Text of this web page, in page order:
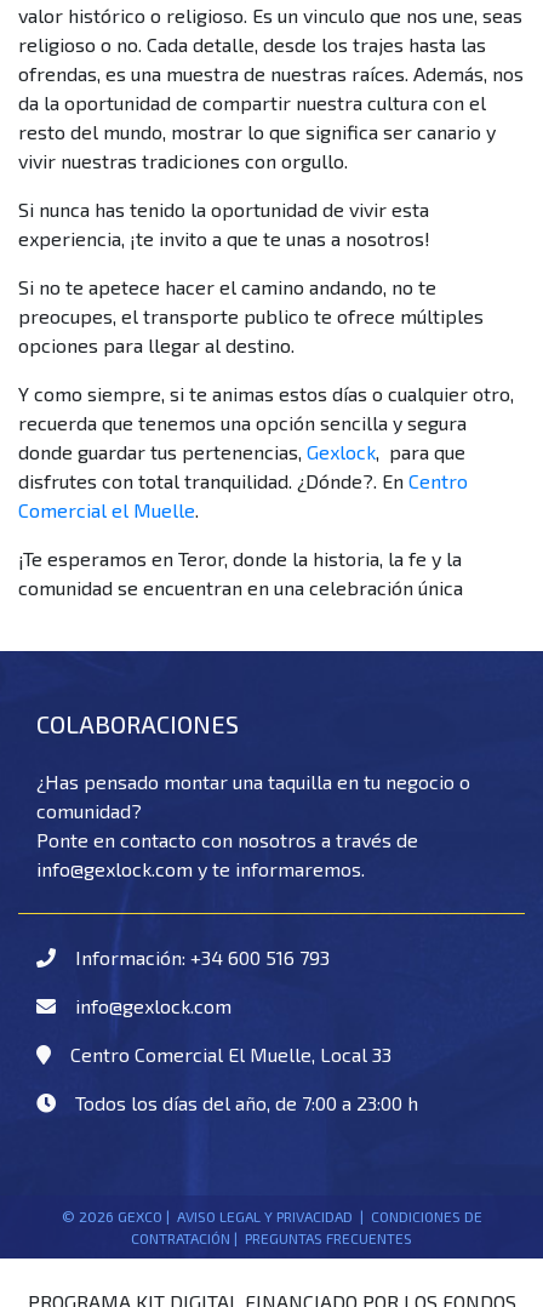
valor histórico o religioso. Es un vinculo que nos une, seas
religioso o no. Cada detalle, desde los trajes hasta las
ofrendas, es una muestra de nuestras raíces. Además, nos
da la oportunidad de compartir nuestra cultura con el
resto del mundo, mostrar lo que significa ser canario y
vivir nuestras tradiciones con orgullo.
Si nunca has tenido la oportunidad de vivir esta
experiencia, ¡te invito a que te unas a nosotros!
Si no te apetece hacer el camino andando, no te
preocupes, el transporte publico te ofrece múltiples
opciones para llegar al destino.
Y como siempre, si te animas estos días o cualquier otro,
recuerda que tenemos una opción sencilla y segura
donde guardar tus pertenencias, Gexlock, para que
disfrutes con total tranquilidad. ¿Dónde?. En Centro
Comercial el Muelle.
¡Te esperamos en Teror, donde la historia, la fe y la
comunidad se encuentran en una celebración única
COLABORACIONES
¿Has pensado montar una taquilla en tu negocio o
comunidad?
Ponte en contacto con nosotros a través de
moc.kcolxeg@ofni y te informaremos.
Información: +34 600 516 793
moc.kcolxeg@ofni
Centro Comercial El Muelle, Local 33
Todos los días del año, de 7:00 a 23:00 h
© 2026 GEXCO | AVISO LEGAL Y PRIVACIDAD | CONDICIONES DE
CONTRATACIÓN | PREGUNTAS FRECUENTES
PROGRAMA KIT DIGITAL FINANCIADO POR LOS FONDOS